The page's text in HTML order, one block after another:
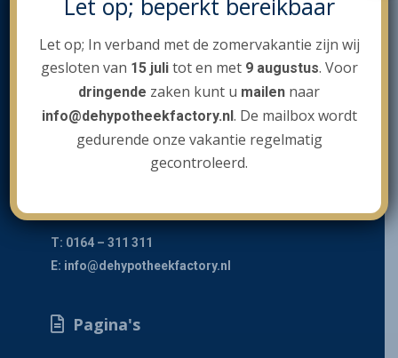
'Voor al je financiële zaken'
Contact
T: 0164 – 311 311
E: info@dehypotheekfactory.nl
Pagina's
Uit elkaar gaan
Hypotheek
Hypotheekvormen
NHG en
Stappenplan
Tarieven
Multichannel
Extra diensten
Taxatieservice
Bouwkundig
Notarisservice
Verzekeringen
Levensverzekering
Wie zijn wij?
Contact
Downloads
Mijn
Let op; In verband met de zomervakantie zijn wij
gesloten van 15 julitot en met 9 augustus. Voor
dringende zaken kunt u mailen naar
info@dehypotheekfactory.nl. De mailbox wordt
gedurende onze vakantie regelmatig
gecontroleerd.